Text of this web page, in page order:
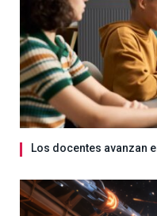
Los docentes avanzan